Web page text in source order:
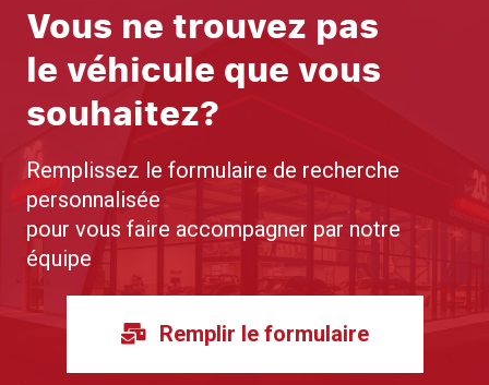
Vous ne trouvez pas
le véhicule que vous
souhaitez?
Remplissez le formulaire de recherche
personnalisée
pour vous faire accompagner par notre
équipe
Remplir le formulaire